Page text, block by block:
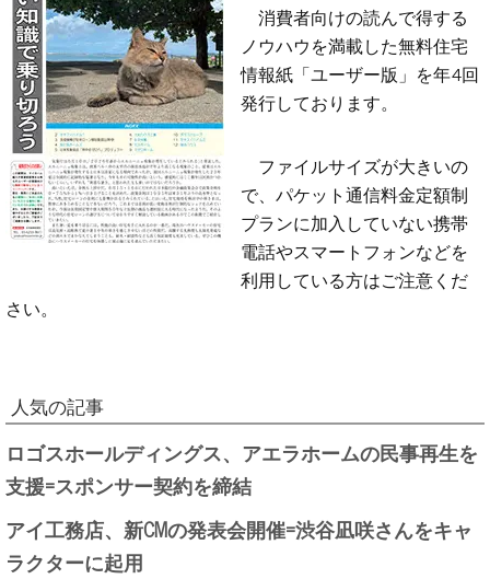
消費者向けの読んで得する
ノウハウを満載した無料住宅
情報紙「ユーザー版」を年4回
発行しております。
ファイルサイズが大きいの
で、パケット通信料金定額制
プランに加入していない携帯
電話やスマートフォンなどを
利用している方はご注意くだ
さい。
人気の記事
ロゴスホールディングス、アエラホームの民事再生を
支援=スポンサー契約を締結
アイ工務店、新CMの発表会開催=渋谷凪咲さんをキャ
ラクターに起用